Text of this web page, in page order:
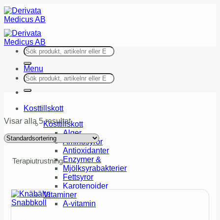
Skip
to
content
Menu
Kosttillskott
Kosttillskott
Alger
Aminosyror
Antioxidanter
Enzymer &
Mjölksyrabakterier
Fettsyror
Karotenoider
Vitaminer
A-vitamin
Sök
efter:
Sök
efter:
Visar alla 5 resultat
Terapiutrustning
Snabbkoll